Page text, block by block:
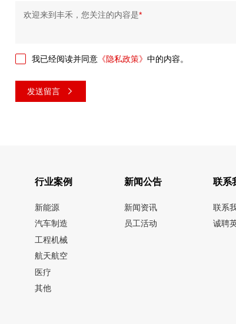
欢迎来到丰禾，您关注的内容是*
我已经阅读并同意 《隐私政策》 中的内容。
发送留言
行业案例
新能源
汽车制造
工程机械
航天航空
医疗
其他
新闻公告
新闻资讯
员工活动
联系
联系
诚聘